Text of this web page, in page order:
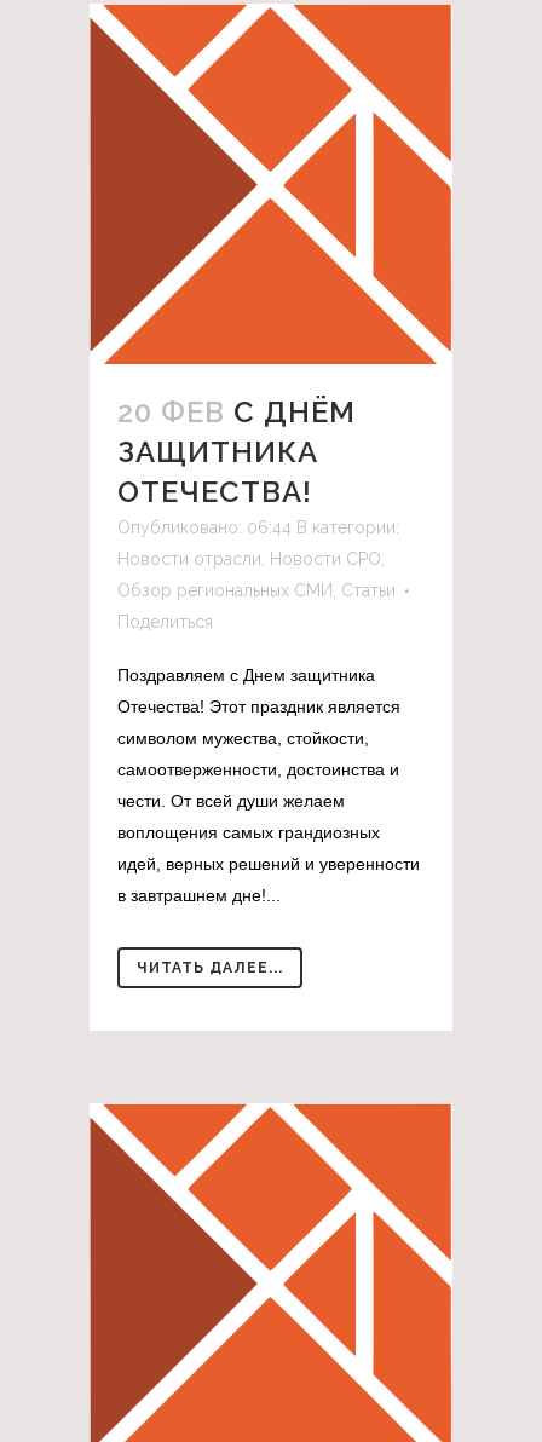
20 ФЕВ С ДНЁМ
ЗАЩИТНИКА
ОТЕЧЕСТВА!
Опубликовано: 06:44 В категории:
Новости отрасли Новости СРО
Обзор региональных СМИ Статьи
Поделиться
Поздравляем с Днем защитника
Отечества! Этот праздник является
символом мужества, стойкости,
самоотверженности, достоинства и
чести. От всей души желаем
воплощения самых грандиозных
идей, верных решений и уверенности
в завтрашнем дне!...
ЧИТАТЬ ДАЛЕЕ...